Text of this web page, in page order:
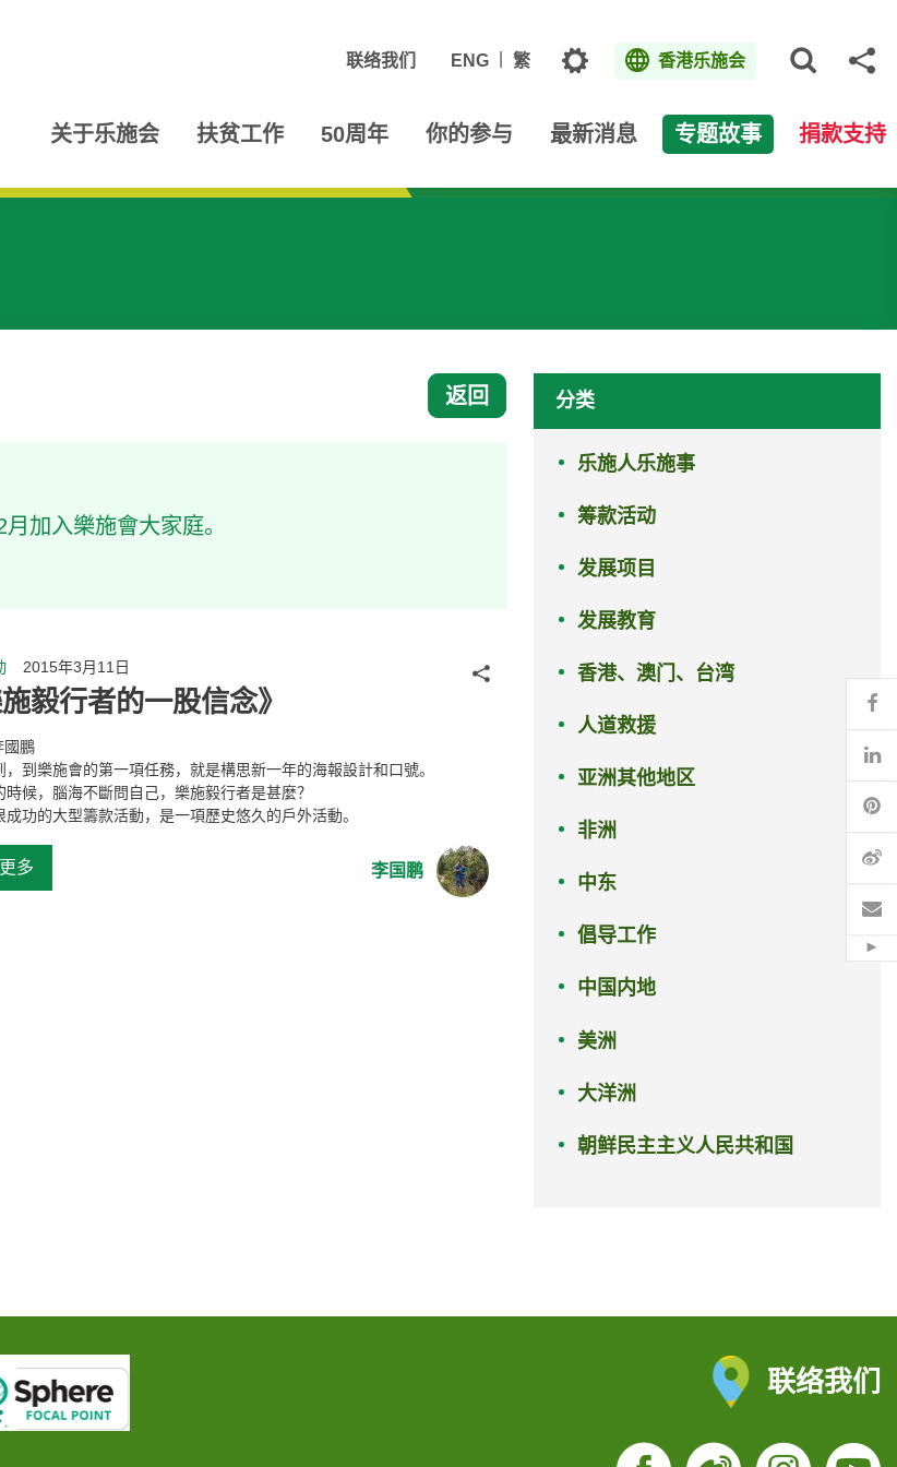
联络我们 ENG 繁 主题 香港乐施会
关于乐施会 扶贫工作 50周年 你的参与 最新消息 专题故事 捐款支持
返回
加入樂施會大家庭。
2015年3月11日
施毅行者的一股信念》
國鵬
，到樂施會的第一項任務，就是構思新一年的海報設計和口號。
時候，腦海不斷問自己，樂施毅行者是甚麼？
成功的大型籌款活動，是一項歷史悠久的戶外活動。
多 李国鹏
分享
分类
乐施人乐施事
筹款活动
发展项目
发展教育
香港、澳门、台湾
人道救援
亚洲其他地区
非洲
中东
倡导工作
中国内地
美洲
大洋洲
朝鲜民主主义人民共和国
联络我们